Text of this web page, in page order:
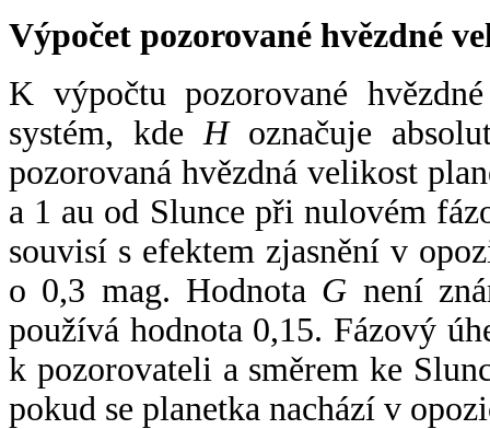
Výpočet pozorované hvězdné
K výpočtu pozorované
systém, kde Hoznačuje
pozorovaná hvězdná velikost
a 1 au od Slunce při nulovém
souvisí s efektem zjasnění v
o 0,3 mag. Hodnota G není
používá hodnota 0,15. Fázový
k pozorovateli a směrem ke
pokud se planetka nachází v